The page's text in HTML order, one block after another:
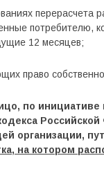
перерасчета
потребителю,
12 месяцев;
право
по инициативе
организации,
на котором